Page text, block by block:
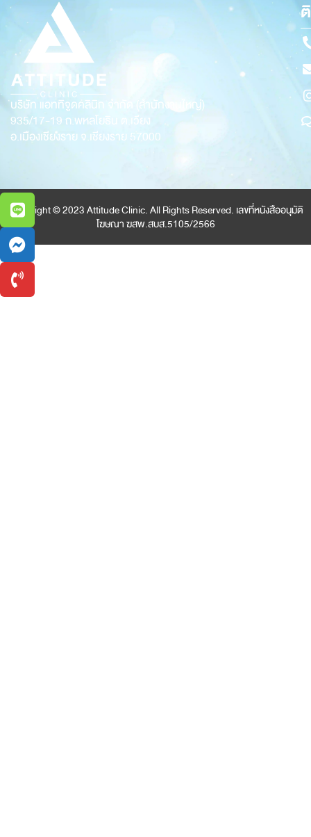
บริษัท แอททิจูดคลินิก จำกัด (สำนักงานใหญ่)
935/17-19 ถ.พหลโยธิน ต.เวียง
อ.เมืองเชียงราย จ.เชียงราย 57000
Copyright © 2023 Attitude Clinic. All Rights Reserved. เลขที่หนังสืออนุมัติ
โฆษณา ฆสพ.สบส.5105/2566